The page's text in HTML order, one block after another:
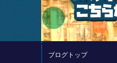
ブログトップ